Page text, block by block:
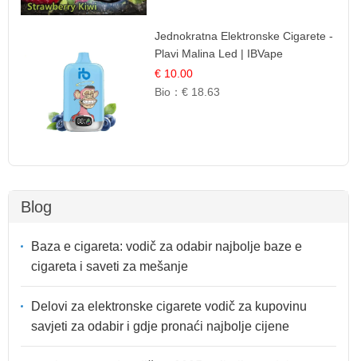
Jednokratna Elektronske Cigarete -
Plavi Malina Led | IBVape
€ 10.00
Bio：€ 18.63
Blog
Baza e cigareta: vodič za odabir najbolje baze e
cigareta i saveti za mešanje
Delovi za elektronske cigarete vodič za kupovinu
savjeti za odabir i gdje pronaći najbolje cijene